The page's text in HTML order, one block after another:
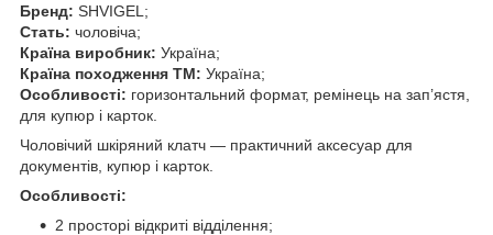
Бренд: SHVIGEL;
Стать: чоловіча;
Країна виробник: Україна;
Країна походження ТМ: Україна;
Особливості: горизонтальний формат, ремінець на зап’ястя,
для купюр і карток.
Чоловічий шкіряний клатч — практичний аксесуар для
документів, купюр і карток.
Особливості:
2 просторі відкриті відділення;